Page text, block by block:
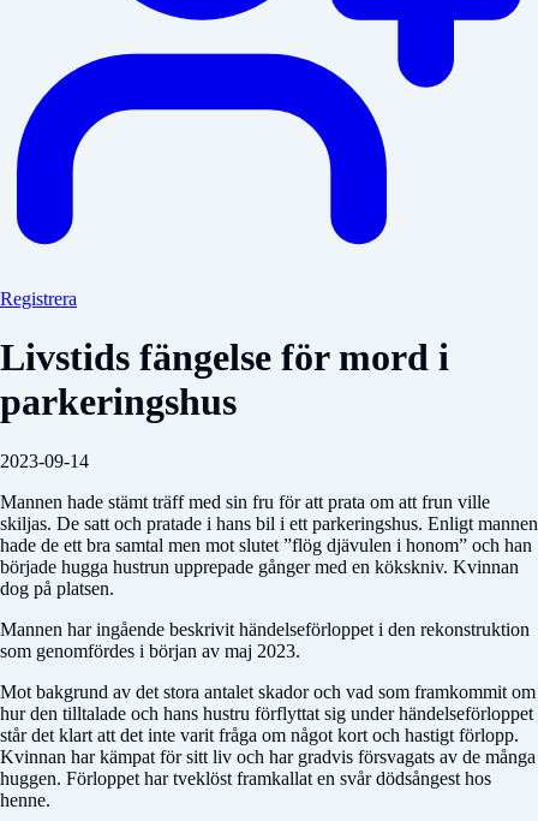
Registrera
Livstids fängelse för mord i
parkeringshus
2023-09-14
Mannen hade stämt träff med sin fru för att prata om att frun ville
skiljas. De satt och pratade i hans bil i ett parkeringshus. Enligt mannen
hade de ett bra samtal men mot slutet ”flög djävulen i honom” och han
började hugga hustrun upprepade gånger med en kökskniv. Kvinnan
dog på platsen.
Mannen har ingående beskrivit händelseförloppet i den rekonstruktion
som genomfördes i början av maj 2023.
Mot bakgrund av det stora antalet skador och vad som framkommit om
hur den tilltalade och hans hustru förflyttat sig under händelseförloppet
står det klart att det inte varit fråga om något kort och hastigt förlopp.
Kvinnan har kämpat för sitt liv och har gradvis försvagats av de många
huggen. Förloppet har tveklöst framkallat en svår dödsångest hos
henne.